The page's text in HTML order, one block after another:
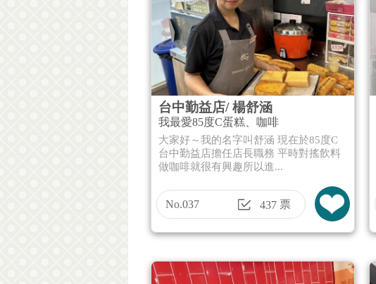
台中勤益店/ 楊舒涵
我最愛85度C蛋糕、咖啡
大家好～我的名字叫舒涵 現在於85度C
台中勤益店擔任店長職務 平時對搖飲料
做咖啡就很有興趣所以進...
No.037 437票